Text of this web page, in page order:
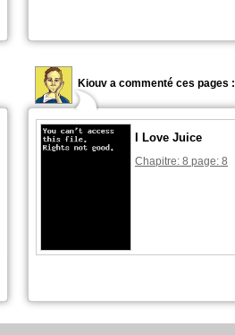
Kiouv a commenté ces pages :
I Love Juice
Chapitre: 8 page: 8